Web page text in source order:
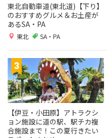
東北自動車道(東北道)【下り】
のおすすめグルメ＆お土産が
あるSA・PA
東北 SA・PA
【伊豆・小田原】アトラクシ
ョン施設に道の駅、駅チカ複
合施設まで！この夏行きたい